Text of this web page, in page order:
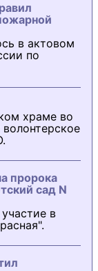
в актовом
по
храме во
пророка
сад N
в